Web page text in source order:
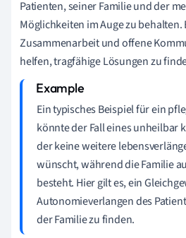
Patienten, seiner Familie und der
Möglichkeiten im Auge zu behalten.
Zusammenarbeit und offene
helfen, tragfähige Lösungen zu
Ein typisches Beispiel für ein
könnte der Fall eines unheilbar
der keine weitere
wünscht, während die Familie
besteht. Hier gilt es, ein
Autonomieverlangen des
der Familie zu finden.